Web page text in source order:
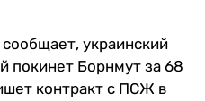
украинский
покинет Борнмут за 68
контракт с ПСЖ в